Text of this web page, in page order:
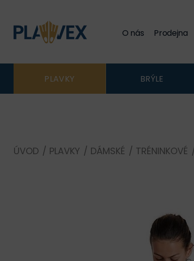
O nás Prodejna
PLAVKY BRÝLE
ÚVOD / PLAVKY / DÁMSKÉ / TRÉNINKOVÉ